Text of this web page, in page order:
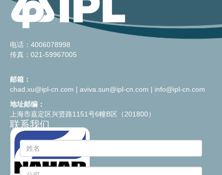
电话：4006078998
传真：021-59967005
邮箱：
chad.xu@ipl-cn.com | aviva.sun@ipl-cn.com | info@ipl-cn.com
地址邮编：
上海市嘉定区兴贤路1151号6幢B区（201800）
联系我们